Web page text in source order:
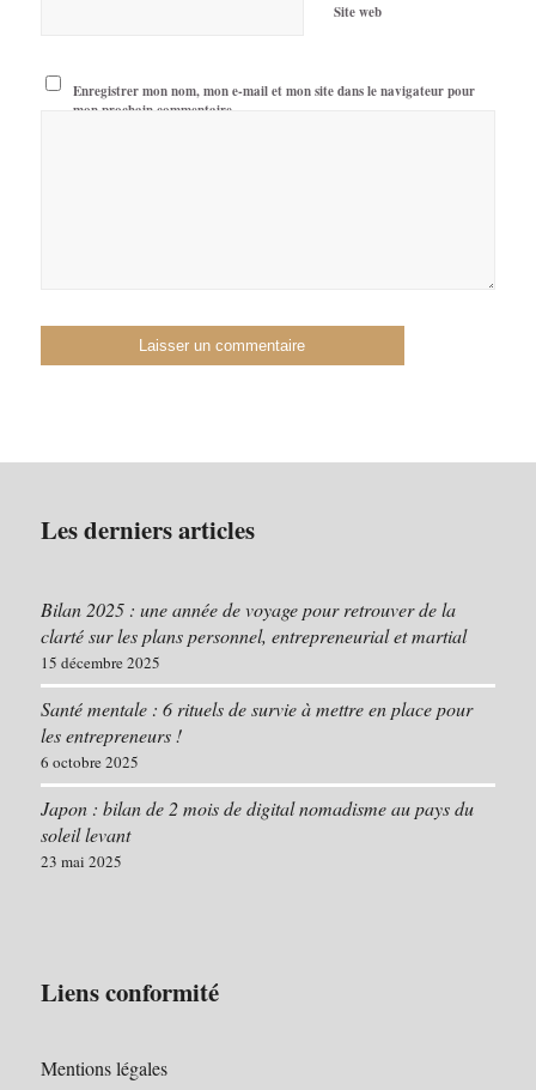
Site web
Enregistrer mon nom, mon e-mail et mon site dans le navigateur pour
mon prochain commentaire.
Les derniers articles
Bilan 2025 : une année de voyage pour retrouver de la
clarté sur les plans personnel, entrepreneurial et martial
15 décembre 2025
Santé mentale : 6 rituels de survie à mettre en place pour
les entrepreneurs !
6 octobre 2025
Japon : bilan de 2 mois de digital nomadisme au pays du
soleil levant
23 mai 2025
Liens conformité
Mentions légales